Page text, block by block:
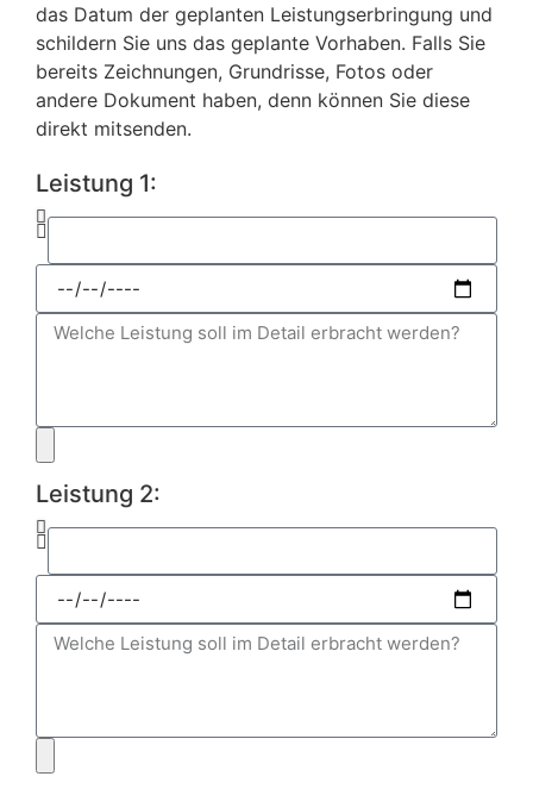
das Datum der geplanten Leistungserbringung und
schildern Sie uns das geplante Vorhaben. Falls Sie
bereits Zeichnungen, Grundrisse, Fotos oder
andere Dokument haben, denn können Sie diese
direkt mitsenden.
Leistung 1:
Leistung 2: